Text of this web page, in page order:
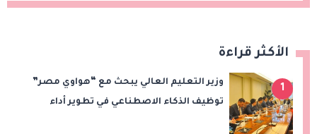
الأكثر قراءة
1
وزير التعليم العالي يبحث مع “هواوي مصر”
توظيف الذكاء الاصطناعي في تطوير أداء